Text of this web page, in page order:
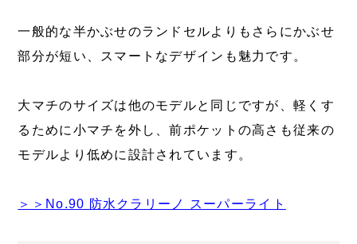
一般的な半かぶせのランドセルよりもさらにかぶせ
部分が短い、スマートなデザインも魅力です。
大マチのサイズは他のモデルと同じですが、軽くす
るために小マチを外し、前ポケットの高さも従来の
モデルより低めに設計されています。
＞＞No.90 防水クラリーノ スーパーライト